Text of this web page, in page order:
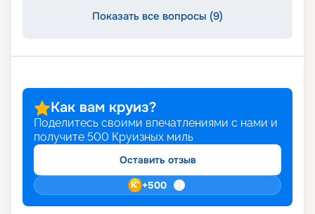
Показать все вопросы (9)
Как вам круиз?
Поделитесь своими впечатлениями с нами и
получите 500 Круизных миль
Оставить отзыв
+500